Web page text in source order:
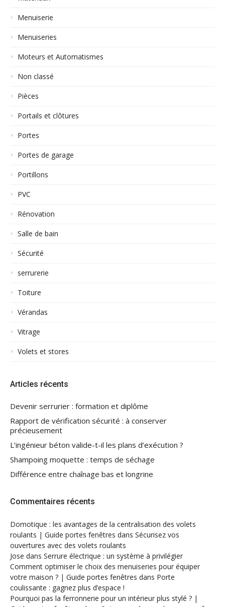
Menuiserie
Menuiseries
Moteurs et Automatismes
Non classé
Pièces
Portails et clôtures
Portes
Portes de garage
Portillons
PVC
Rénovation
Salle de bain
Sécurité
serrurerie
Toiture
Vérandas
Vitrage
Volets et stores
Articles récents
Devenir serrurier : formation et diplôme
Rapport de vérification sécurité : à conserver
précieusement
L’ingénieur béton valide-t-il les plans d’exécution ?
Shampoing moquette : temps de séchage
Différence entre chaînage bas et longrine
Commentaires récents
Domotique : les avantages de la centralisation des volets
roulants | Guide portes fenêtres dans Sécurisez vos
ouvertures avec des volets roulants
Jose dans Serrure électrique : un système à privilégier
Comment optimiser le choix des menuiseries pour équiper
votre maison ? | Guide portes fenêtres dans Porte
coulissante : gagnez plus d’espace !
Pourquoi pas la ferronnerie pour un intérieur plus stylé ? |